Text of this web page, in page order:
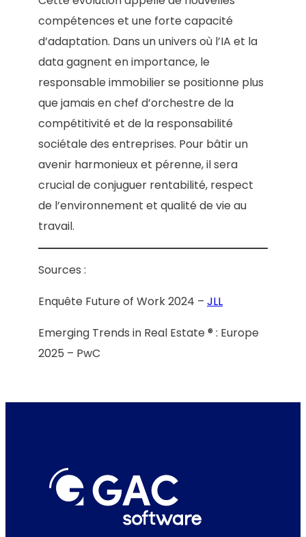
compétences et une forte capacité
d’adaptation. Dans un univers où l’IA et la
data gagnent en importance, le
responsable immobilier se positionne plus
que jamais en chef d’orchestre de la
compétitivité et de la responsabilité
sociétale des entreprises. Pour bâtir un
avenir harmonieux et pérenne, il sera
crucial de conjuguer rentabilité, respect
de l’environnement et qualité de vie au
travail.
Sources :
Enquête Future of Work 2024 – JLL
Emerging Trends in Real Estate ® : Europe
2025 – PwC